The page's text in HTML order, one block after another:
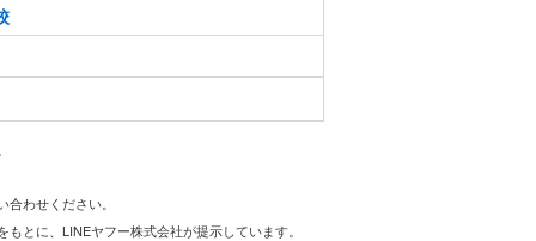
わせください。
もとに、LINEヤフー株式会社が提示しています。